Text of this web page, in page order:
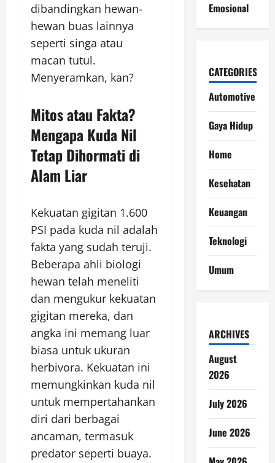
dibandingkan hewan-
hewan buas lainnya
seperti singa atau
macan tutul.
Menyeramkan, kan?
Mitos atau Fakta?
Mengapa Kuda Nil
Tetap Dihormati di
Alam Liar
Kekuatan gigitan 1.600
PSI pada kuda nil adalah
fakta yang sudah teruji.
Beberapa ahli biologi
hewan telah meneliti
dan mengukur kekuatan
gigitan mereka, dan
angka ini memang luar
biasa untuk ukuran
herbivora. Kekuatan ini
memungkinkan kuda nil
untuk mempertahankan
diri dari berbagai
ancaman, termasuk
predator seperti buaya.
Emosional
CATEGORIES
Automotive
Gaya Hidup
Home
Kesehatan
Keuangan
Teknologi
Umum
ARCHIVES
August
2026
July 2026
June 2026